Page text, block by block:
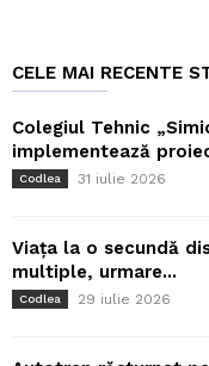
CELE MAI RECENTE
Colegiul Tehnic
implementează
Codlea 31 iulie 2026
Viața la o secundă
multiple, urmare...
Codlea 29 iulie 2026